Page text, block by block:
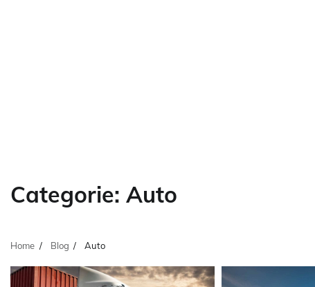
Categorie: Auto
Home Blog Auto